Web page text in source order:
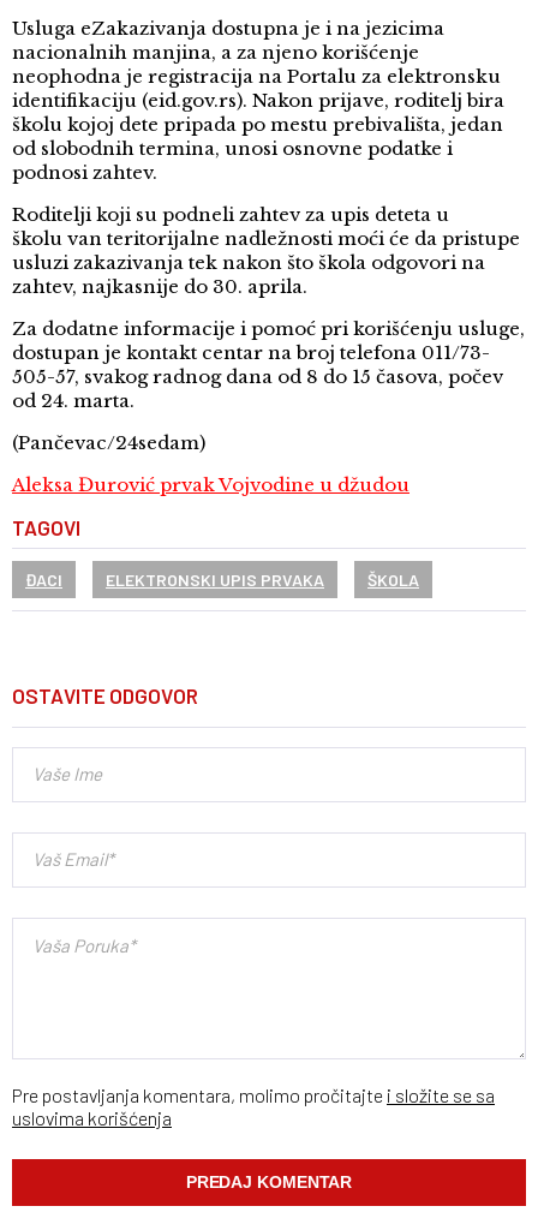
Usluga eZakazivanja dostupna je i na jezicima
nacionalnih manjina, a za njeno korišćenje
neophodna je registracija na Portalu za elektronsku
identifikaciju (eid.gov.rs). Nakon prijave, roditelj bira
školu kojoj dete pripada po mestu prebivališta, jedan
od slobodnih termina, unosi osnovne podatke i
podnosi zahtev.
Roditelji koji su podneli zahtev za upis deteta u
školu van teritorijalne nadležnosti moći će da pristupe
usluzi zakazivanja tek nakon što škola odgovori na
zahtev, najkasnije do 30. aprila.
Za dodatne informacije i pomoć pri korišćenju usluge,
dostupan je kontakt centar na broj telefona 011/73-
505-57, svakog radnog dana od 8 do 15 časova, počev
od 24. marta.
(Pančevac/24sedam)
Aleksa Đurović prvak Vojvodine u džudou
TAGOVI
ĐACI ELEKTRONSKI UPIS PRVAKA ŠKOLA
OSTAVITE ODGOVOR
Pre postavljanja komentara, molimo pročitajte i složite se sa
uslovima korišćenja